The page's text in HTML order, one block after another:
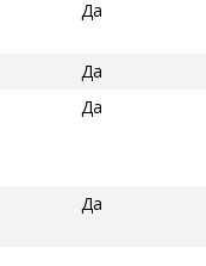
Да
Да
Да
Да